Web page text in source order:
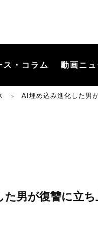
ス・コラム 動画ニュ
＞ AI埋め込み進化した男
た男が復讐に立